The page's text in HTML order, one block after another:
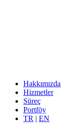
Hakkımızda
Hizmetler
Süreç
Portföy
TR | EN